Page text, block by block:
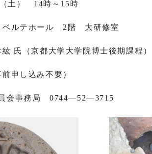
） 14時～15時
ルテホール 2階 大研修室
（京都大学大学院博士後期課程）
申し込み不要）
会事務局 0744―52―3715